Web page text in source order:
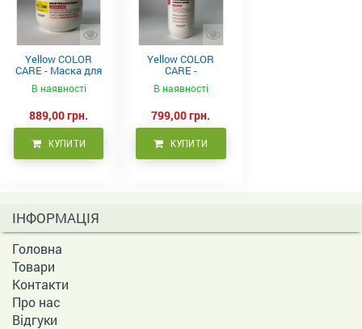
Yellow COLOR
CARE - Маска для
фарбованого
волосся, 500 мл
В наявності
889,00 грн.
КУПИТИ
Yellow COLOR
CARE -
Кондиціонер для
фарбованого
В наявності
799,00 грн.
КУПИТИ
ІНФОРМАЦІЯ
Головна
Товари
Контакти
Про нас
Відгуки